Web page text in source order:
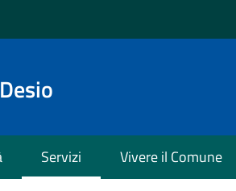
Servizi Vivere il Comune